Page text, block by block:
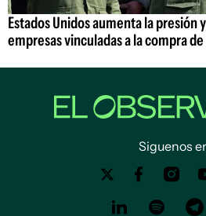
Estados Unidos aumenta la presión
empresas vinculadas a la compra
Siguenos